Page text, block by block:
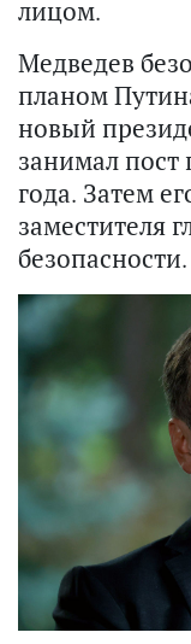
лицом.
Медведев
планом
новый
занимал пост
года. Затем
заместителя
безопасности.